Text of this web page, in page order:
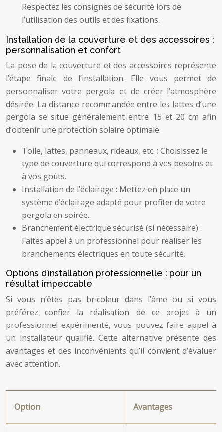
Respectez les consignes de sécurité lors de
l’utilisation des outils et des fixations.
Installation de la couverture et des accessoires :
personnalisation et confort
La pose de la couverture et des accessoires représente
l’étape finale de l’installation. Elle vous permet de
personnaliser votre pergola et de créer l’atmosphère
désirée. La distance recommandée entre les lattes d’une
pergola se situe généralement entre 15 et 20 cm afin
d’obtenir une protection solaire optimale.
Toile, lattes, panneaux, rideaux, etc. : Choisissez le
type de couverture qui correspond à vos besoins et
à vos goûts.
Installation de l’éclairage : Mettez en place un
système d’éclairage adapté pour profiter de votre
pergola en soirée.
Branchement électrique sécurisé (si nécessaire) :
Faites appel à un professionnel pour réaliser les
branchements électriques en toute sécurité.
Options d’installation professionnelle : pour un
résultat impeccable
Si vous n’êtes pas bricoleur dans l’âme ou si vous
préférez confier la réalisation de ce projet à un
professionnel expérimenté, vous pouvez faire appel à
un installateur qualifié. Cette alternative présente des
avantages et des inconvénients qu’il convient d’évaluer
avec attention.
Option Avantages